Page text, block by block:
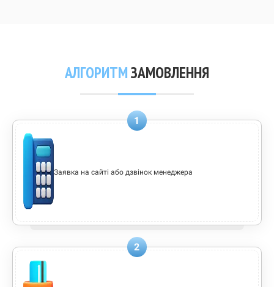
АЛГОРИТМЗАМОВЛЕННЯ
1
Заявка на сайті або дзвінок менеджера
2